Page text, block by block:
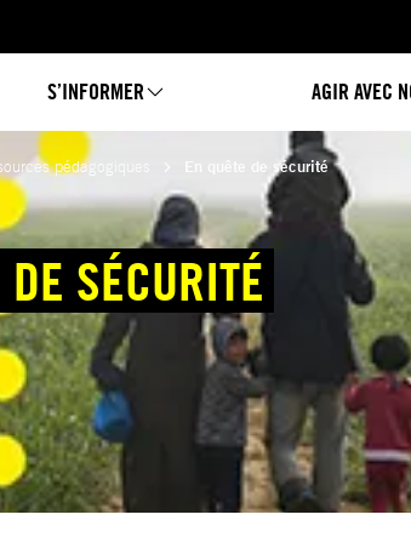
S’INFORMER AGIR AVEC
pédagogiques En quête de sécurité
SÉCURITÉ